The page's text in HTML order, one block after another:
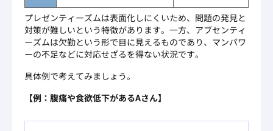
プレゼンティーズムは表面化しにくいため、問題の発見と
対策が難しいという特徴があります。一方、アブセンティ
ーズムは欠勤という形で目に見えるものであり、マンパワ
ーの不足などに対応せざるを得ない状況です。
具体例で考えてみましょう。
【例：腹痛や食欲低下があるAさん】